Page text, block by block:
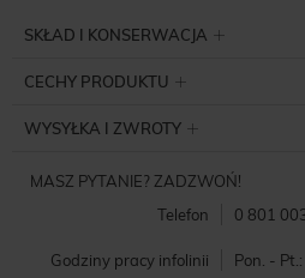
SKŁAD I KONSERWACJA
CECHY PRODUKTU
WYSYŁKA I ZWROTY
MASZ PYTANIE? ZADZWOŃ!
Telefon
0 801
Godziny pracy infolinii Pon. -